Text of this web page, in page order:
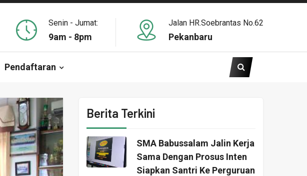
Senin - Jumat:
9am - 8pm
Jalan HR.Soebrantas No.62
Pekanbaru
Pendaftaran
Berita Terkini
SMA Babussalam Jalin Kerja
Sama Dengan Prosus Inten
Siapkan Santri Ke Perguruan